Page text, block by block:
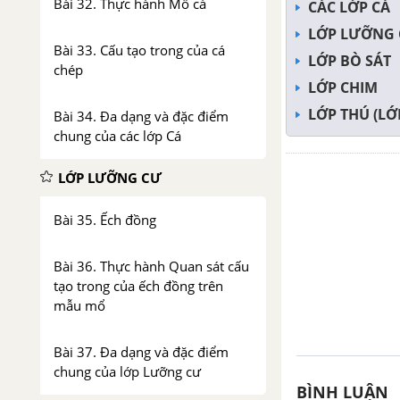
Bài 32. Thực hành Mổ cá
Bài 33. Cấu tạo trong của cá
chép
Bài 34. Đa dạng và đặc điểm
chung của các lớp Cá
LỚP LƯỠNG CƯ
Bài 35. Ếch đồng
Bài 36. Thực hành Quan sát cấu
tạo trong của ếch đồng trên
mẫu mổ
Bài 37. Đa dạng và đặc điểm
chung của lớp Lưỡng cư
CÁC LỚP CÁ
LỚP LƯỠNG
LỚP BÒ SÁT
LỚP CHIM
LỚP THÚ
BÌNH LUẬN